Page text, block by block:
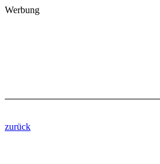
Werbung
zurück